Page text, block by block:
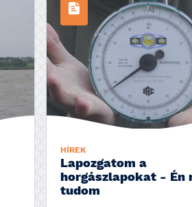
HÍREK
Lapozgatom a
horgászlapokat - Én
tudom